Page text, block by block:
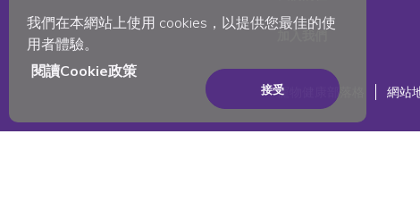
我們在本網站上使用 cookies，以提供您最佳的使
用者體驗。
閱讀Cookie政策
接受寵物健康部落格 網站